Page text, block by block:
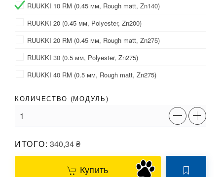
RUUKKI 10 RM (0.45 мм, Rough matt, Zn140)
RUUKKI 20 (0.45 мм, Polyester, Zn200)
RUUKKI 20 RM (0.45 мм, Rough matt, Zn275)
RUUKKI 30 (0.5 мм, Polyester, Zn275)
RUUKKI 40 RM (0.5 мм, Rough matt, Zn275)
КОЛИЧЕСТВО (МОДУЛЬ)
ИТОГО: 340,34₴
Купить